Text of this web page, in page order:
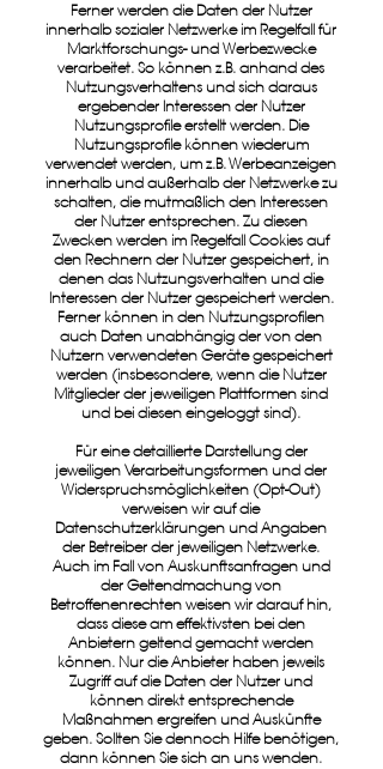
Ferner werden die Daten der Nutzer
innerhalb sozialer Netzwerke im Regelfall für
Marktforschungs- und Werbezwecke
verarbeitet. So können z.B. anhand des
Nutzungsverhaltens und sich daraus
ergebender Interessen der Nutzer
Nutzungsprofile erstellt werden. Die
Nutzungsprofile können wiederum
verwendet werden, um z.B. Werbeanzeigen
innerhalb und außerhalb der Netzwerke zu
schalten, die mutmaßlich den Interessen
der Nutzer entsprechen. Zu diesen
Zwecken werden im Regelfall Cookies auf
den Rechnern der Nutzer gespeichert, in
denen das Nutzungsverhalten und die
Interessen der Nutzer gespeichert werden.
Ferner können in den Nutzungsprofilen
auch Daten unabhängig der von den
Nutzern verwendeten Geräte gespeichert
werden (insbesondere, wenn die Nutzer
Mitglieder der jeweiligen Plattformen sind
und bei diesen eingeloggt sind).
Für eine detaillierte Darstellung der
jeweiligen Verarbeitungsformen und der
Widerspruchsmöglichkeiten (Opt-Out)
verweisen wir auf die
Datenschutzerklärungen und Angaben
der Betreiber der jeweiligen Netzwerke.
Auch im Fall von Auskunftsanfragen und
der Geltendmachung von
Betroffenenrechten weisen wir darauf hin,
dass diese am effektivsten bei den
Anbietern geltend gemacht werden
können. Nur die Anbieter haben jeweils
Zugriff auf die Daten der Nutzer und
können direkt entsprechende
Maßnahmen ergreifen und Auskünfte
geben. Sollten Sie dennoch Hilfe benötigen,
dann können Sie sich an uns wenden.